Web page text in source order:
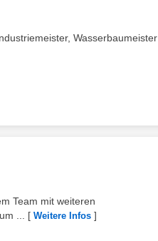
Team mit weiteren
... [ Weitere Infos ]